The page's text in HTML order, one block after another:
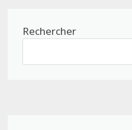
Rechercher